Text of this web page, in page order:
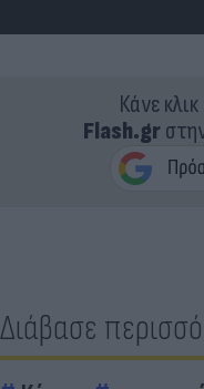
Κάνε
Flash.gr
Διάβασε